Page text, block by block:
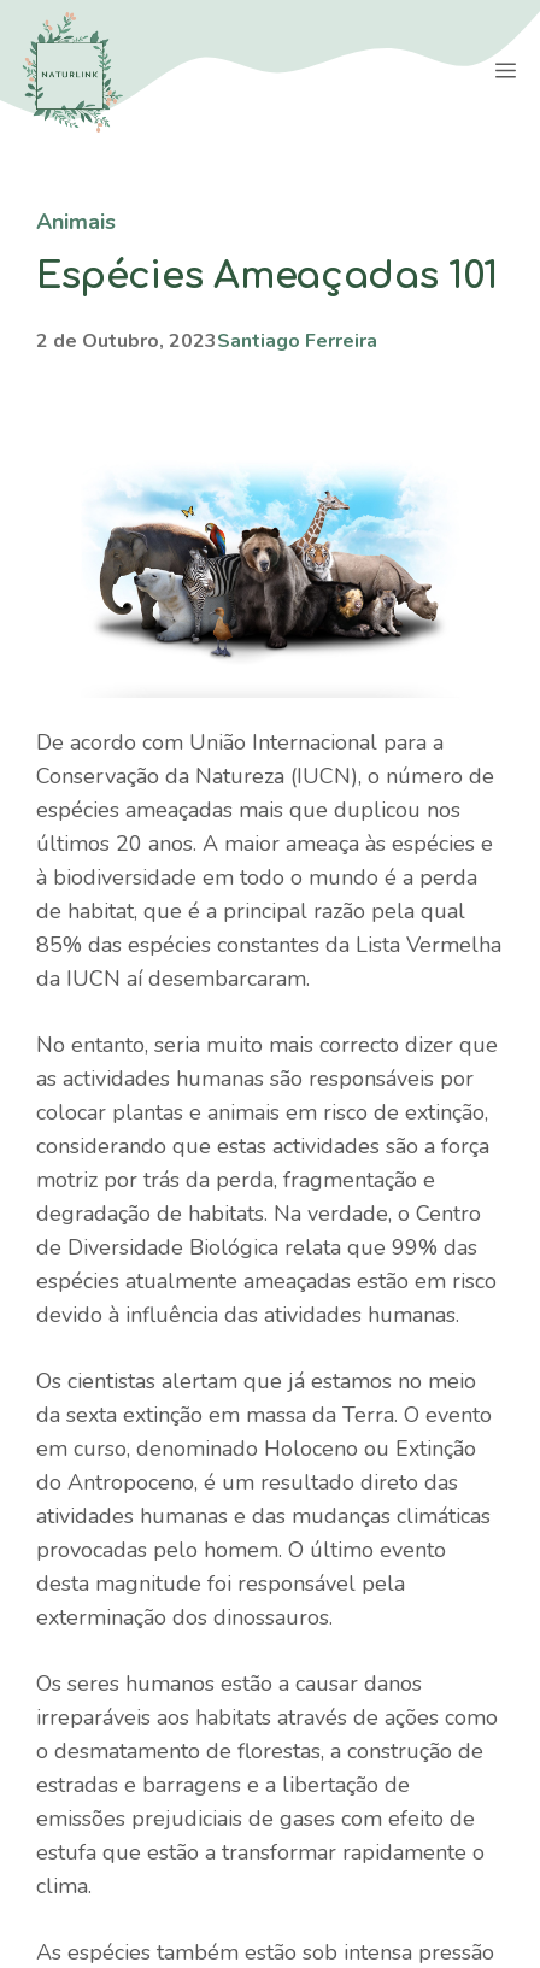
Saltar
para
conteúdo
Animais
Espécies Ameaçadas 101
2 de Outubro, 2023Santiago Ferreira
De acordo com União Internacional para a
Conservação da Natureza (IUCN), o número de
espécies ameaçadas mais que duplicou nos
últimos 20 anos. A maior ameaça às espécies e
à biodiversidade em todo o mundo é a perda
de habitat, que é a principal razão pela qual
85% das espécies constantes da Lista Vermelha
da IUCN aí desembarcaram.
No entanto, seria muito mais correcto dizer que
as actividades humanas são responsáveis ​​por
colocar plantas e animais em risco de extinção,
considerando que estas actividades são a força
motriz por trás da perda, fragmentação e
degradação de habitats. Na verdade, o Centro
de Diversidade Biológica relata que 99% das
espécies atualmente ameaçadas estão em risco
devido à influência das atividades humanas.
Os cientistas alertam que já estamos no meio
da sexta extinção em massa da Terra. O evento
em curso, denominado Holoceno ou Extinção
do Antropoceno, é um resultado direto das
atividades humanas e das mudanças climáticas
provocadas pelo homem. O último evento
desta magnitude foi responsável pela
exterminação dos dinossauros.
Os seres humanos estão a causar danos
irreparáveis ​​aos habitats através de ações como
o desmatamento de florestas, a construção de
estradas e barragens e a libertação de
emissões prejudiciais de gases com efeito de
estufa que estão a transformar rapidamente o
clima.
As espécies também estão sob intensa pressão